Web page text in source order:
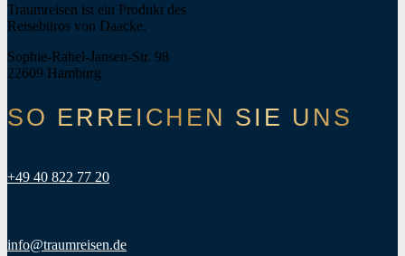
Traumreisen ist ein Produkt des
Reisebüros von Daacke.
Sophie-Rahel-Jansen-Str. 98
22609 Hamburg
SO ERREICHEN SIE UNS
+49 40 822 77 20
info@traumreisen.de